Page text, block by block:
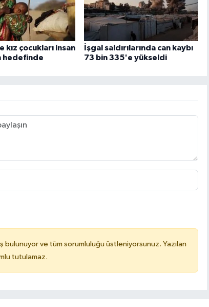
kız çocukları insan
hedefinde
İşgal saldırılarında can kaybı
73 bin 335'e yükseldi
bulunuyor ve tüm sorumluluğu üstleniyorsunuz. Yazılan
tutulamaz.